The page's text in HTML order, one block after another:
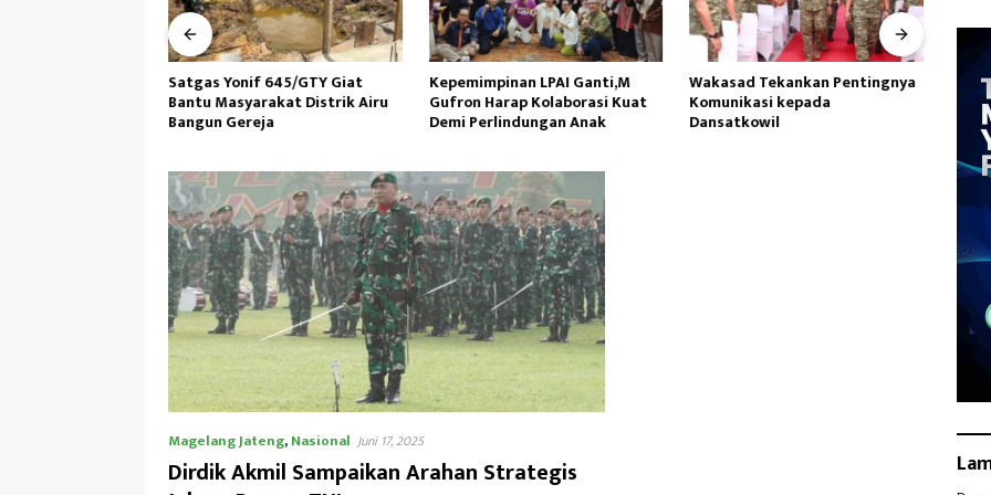
Satgas Yonif 645/GTY Giat
Bantu Masyarakat Distrik Airu
Bangun Gereja ‎
Kepemimpinan LPAI Ganti,M
Gufron Harap Kolaborasi Kuat
Demi Perlindungan Anak
Wakasad Tekankan Pentingnya
Komunikasi kepada
Dansatkowil
Magelang Jateng,Nasional Juni 17, 2025
Dirdik Akmil Sampaikan Arahan Strategis